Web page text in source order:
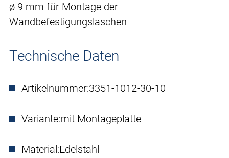
ø 9 mm für Montage der
Wandbefestigungslaschen
Technische Daten
Artikelnummer:3351-1012-30-10
Variante:mit Montageplatte
Material:Edelstahl